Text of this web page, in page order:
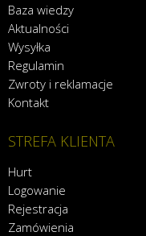
Baza wiedzy
Aktualności
Wysyłka
Regulamin
Zwroty i reklamacje
Kontakt
STREFA KLIENTA
Hurt
Logowanie
Rejestracja
Zamówienia